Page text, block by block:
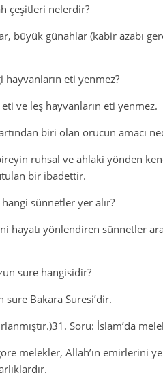
çeşitleri nelerdir?
büyük günahlar (kabir azabı
hayvanların eti yenmez?
ve leş hayvanların eti yenmez.
biri olan orucun amacı
ruhsal ve ahlaki yönden
bir ibadettir.
sünnetler yer alır?
hayatı yönlendiren sünnetler
sure hangisidir?
sure Bakara Suresi’dir.
Soru: İslam’da
melekler, Allah’ın emirlerini